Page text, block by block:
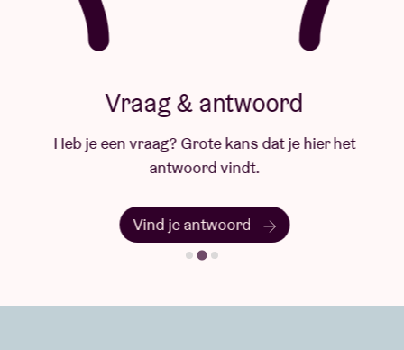
Vraag & antwoord
Heb je een vraag? Grote kans dat je hier het
antwoord vindt.
Vind je antwoord